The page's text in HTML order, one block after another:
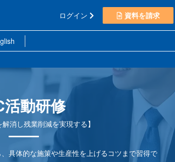
ログイン 資料を請求
活動研修
解消し残業削減を実現する】
具体的な施策や生産性を上げるコツまで習得で